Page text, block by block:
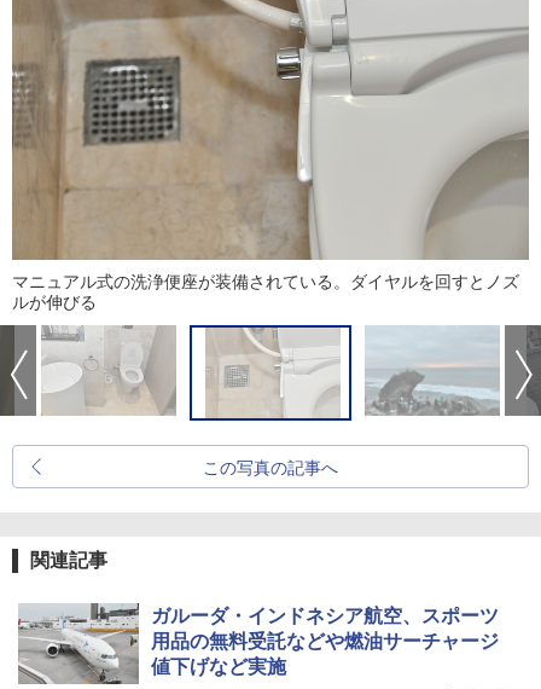
マニュアル式の洗浄便座が装備されている。ダイヤルを回すとノズ
ルが伸びる
この写真の記事へ
関連記事
ガルーダ・インドネシア航空、スポーツ
用品の無料受託などや燃油サーチャージ
値下げなど実施